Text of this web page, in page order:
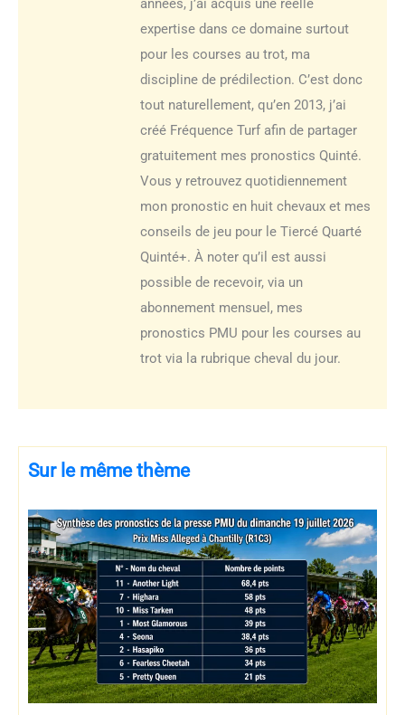
années, j’ai acquis une réelle
expertise dans ce domaine surtout
pour les courses au trot, ma
discipline de prédilection. C’est donc
tout naturellement, qu’en 2013, j’ai
créé Fréquence Turf afin de partager
gratuitement mes pronostics Quinté.
Vous y retrouvez quotidiennement
mon pronostic en huit chevaux et mes
conseils de jeu pour le Tiercé Quarté
Quinté+. À noter qu’il est aussi
possible de recevoir, via un
abonnement mensuel, mes
pronostics PMU pour les courses au
trot via la rubrique cheval du jour.
Sur le même thème